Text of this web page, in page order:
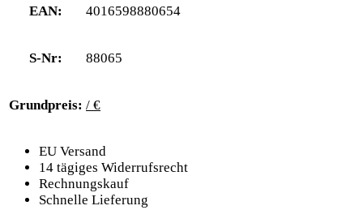
EAN: 4016598880654
S-Nr: 88065
Grundpreis: / €
EU Versand
14 tägiges Widerrufsrecht
Rechnungskauf
Schnelle Lieferung